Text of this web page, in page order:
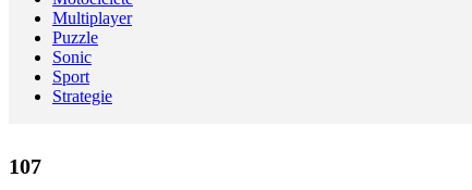
Multiplayer
Puzzle
Sonic
Sport
Strategie
107